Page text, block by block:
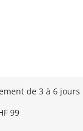
de 3 à 6 jours
99